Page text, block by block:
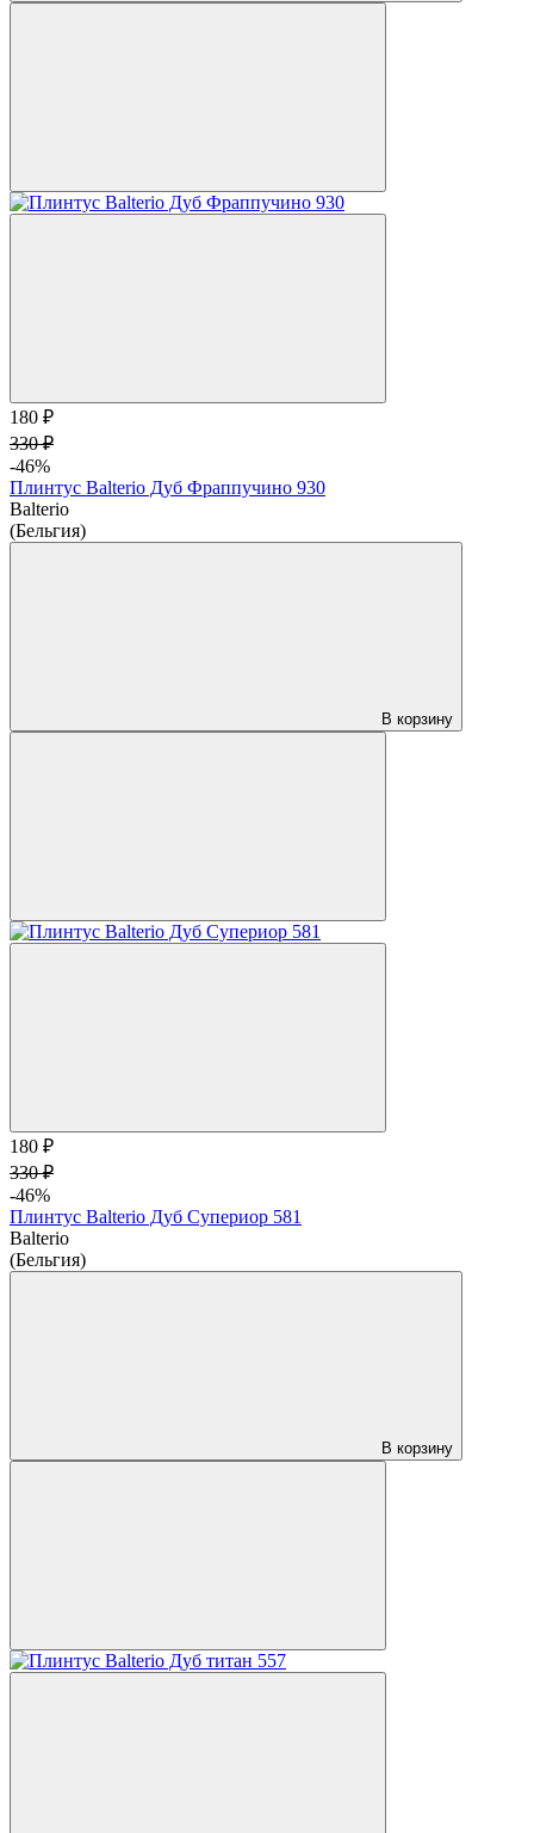
180 ₽
330 ₽
-46%
Плинтус Balterio Дуб Фраппучино 930
Balterio
(Бельгия)
В корзину
180 ₽
330 ₽
-46%
Плинтус Balterio Дуб Супериор 581
Balterio
(Бельгия)
В корзину